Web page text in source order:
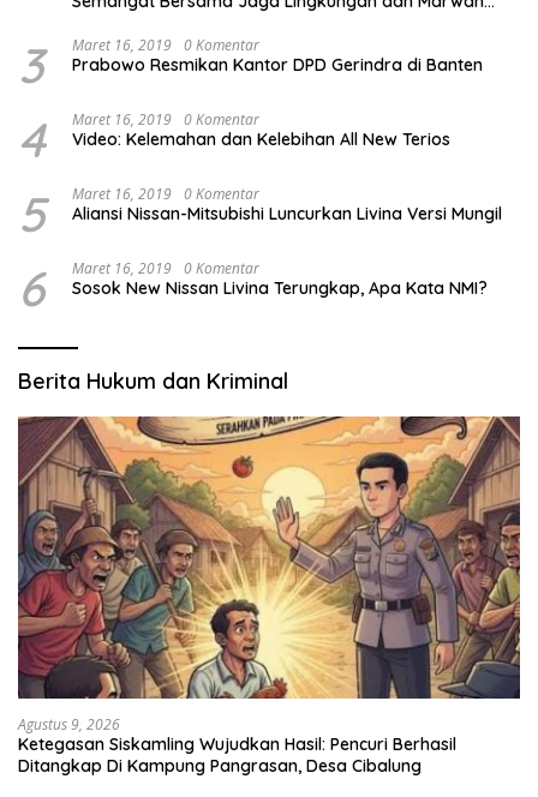
3 Maret 16, 2019 0 Komentar
Prabowo Resmikan Kantor DPD Gerindra di Banten
4 Maret 16, 2019 0 Komentar
Video: Kelemahan dan Kelebihan All New Terios
5 Maret 16, 2019 0 Komentar
Aliansi Nissan-Mitsubishi Luncurkan Livina Versi Mungil
6 Maret 16, 2019 0 Komentar
Sosok New Nissan Livina Terungkap, Apa Kata NMI?
Berita Hukum dan Kriminal
Agustus 9, 2026
Ketegasan Siskamling Wujudkan Hasil: Pencuri Berhasil
Ditangkap Di Kampung Pangrasan, Desa Cibalung